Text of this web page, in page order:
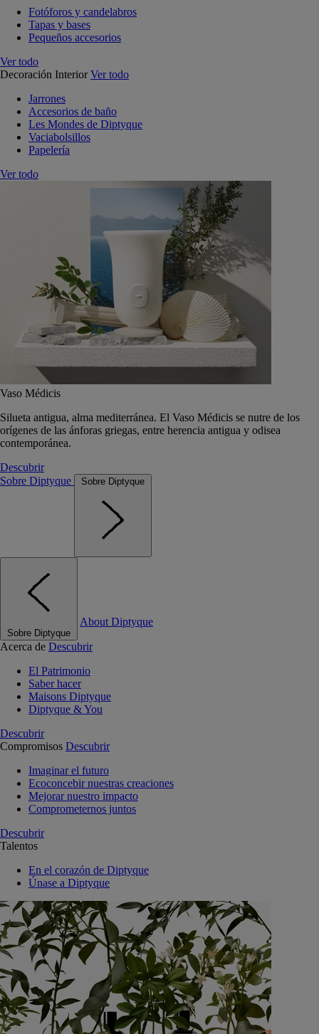
Fotóforos y candelabros
Tapas y bases
Pequeños accesorios
Ver todo
Decoración Interior Ver todo
Jarrones
Accesorios de baño
Les Mondes de Diptyque
Vaciabolsillos
Papelería
Ver todo
Vaso Médicis
Silueta antigua, alma mediterránea. El Vaso Médicis se nutre de los
orígenes de las ánforas griegas, entre herencia antigua y odisea
contemporánea.
Descubrir
Sobre Diptyque
Sobre Diptyque
Sobre Diptyque
About Diptyque
Acerca de Descubrir
El Patrimonio
Saber hacer
Maisons Diptyque
Diptyque & You
Descubrir
Compromisos Descubrir
Imaginar el futuro
Ecoconcebir nuestras creaciones
Mejorar nuestro impacto
Comprometernos juntos
Descubrir
Talentos
En el corazón de Diptyque
Únase a Diptyque